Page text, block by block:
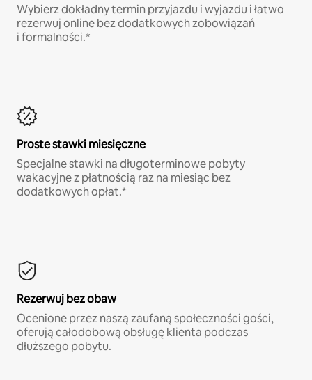
Wybierz dokładny termin przyjazdu i wyjazdu i łatwo
rezerwuj online bez dodatkowych zobowiązań
i formalności.*
Proste stawki miesięczne
Specjalne stawki na długoterminowe pobyty
wakacyjne z płatnością raz na miesiąc bez
dodatkowych opłat.*
Rezerwuj bez obaw
Ocenione przez naszą zaufaną społeczności gości,
oferują całodobową obsługę klienta podczas
dłuższego pobytu.